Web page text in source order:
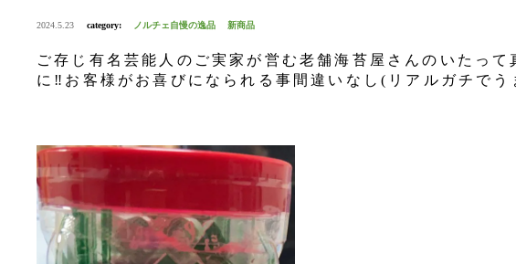
2024.5.23 category: ノルチェ自慢の逸品 新商品
ご存じ有名芸能人のご実家が営む老舗海苔屋さんのいたっ
に‼お客様がお喜びになられる事間違いなし(リアルガチでう